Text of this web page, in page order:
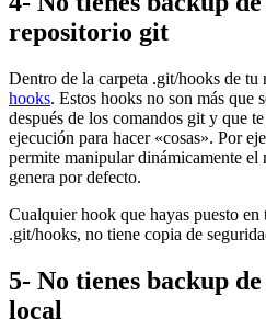
repositorio git
Dentro de la carpeta .git/hooks de tu
hooks. Estos hooks no son más que
después de los comandos git y que
ejecución para hacer «cosas». Por
permite manipular dinámicamente el
genera por defecto.
Cualquier hook que hayas puesto
.git/hooks, no tiene copia de
5- No tienes backup
local